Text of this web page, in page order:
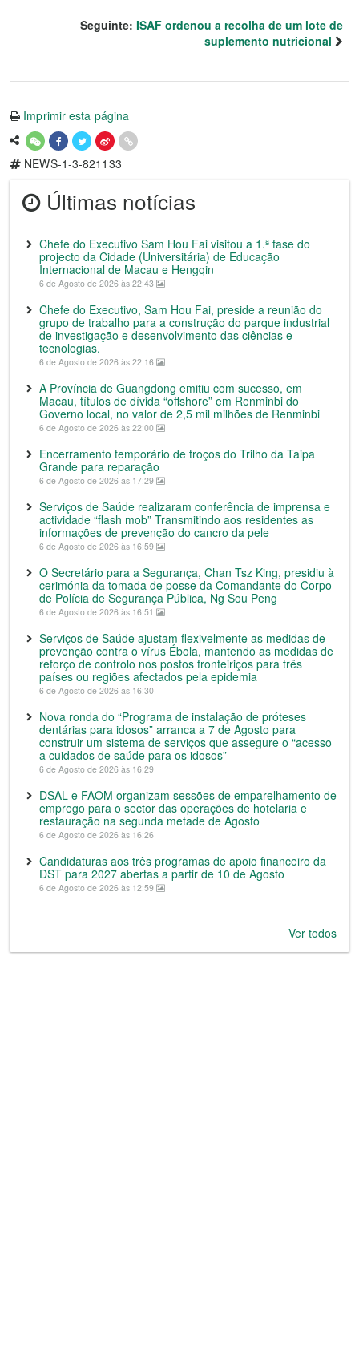
Seguinte: ISAF ordenou a recolha de um lote de
suplemento nutricional
Imprimir esta página
NEWS-1-3-821133
Últimas notícias
Chefe do Executivo Sam Hou Fai visitou a 1.ª fase do
projecto da Cidade (Universitária) de Educação
Internacional de Macau e Hengqin
6 de Agosto de 2026 às 22:43
Chefe do Executivo, Sam Hou Fai, preside a reunião do
grupo de trabalho para a construção do parque industrial
de investigação e desenvolvimento das ciências e
tecnologias.
6 de Agosto de 2026 às 22:16
A Província de Guangdong emitiu com sucesso, em
Macau, títulos de dívida “offshore” em Renminbi do
Governo local, no valor de 2,5 mil milhões de Renminbi
6 de Agosto de 2026 às 22:00
Encerramento temporário de troços do Trilho da Taipa
Grande para reparação
6 de Agosto de 2026 às 17:29
Serviços de Saúde realizaram conferência de imprensa e
actividade “flash mob” Transmitindo aos residentes as
informações de prevenção do cancro da pele
6 de Agosto de 2026 às 16:59
O Secretário para a Segurança, Chan Tsz King, presidiu à
cerimónia da tomada de posse da Comandante do Corpo
de Polícia de Segurança Pública, Ng Sou Peng
6 de Agosto de 2026 às 16:51
Serviços de Saúde ajustam flexivelmente as medidas de
prevenção contra o vírus Ébola, mantendo as medidas de
reforço de controlo nos postos fronteiriços para três
países ou regiões afectados pela epidemia
6 de Agosto de 2026 às 16:30
Nova ronda do “Programa de instalação de próteses
dentárias para idosos” arranca a 7 de Agosto para
construir um sistema de serviços que assegure o “acesso
a cuidados de saúde para os idosos”
6 de Agosto de 2026 às 16:29
DSAL e FAOM organizam sessões de emparelhamento de
emprego para o sector das operações de hotelaria e
restauração na segunda metade de Agosto
6 de Agosto de 2026 às 16:26
Candidaturas aos três programas de apoio financeiro da
DST para 2027 abertas a partir de 10 de Agosto
6 de Agosto de 2026 às 12:59
Ver todos